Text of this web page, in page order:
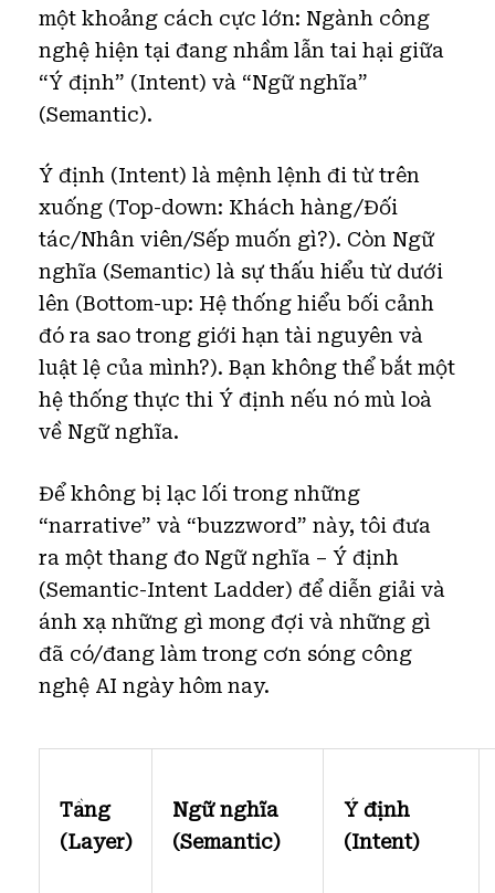
một khoảng cách cực lớn: Ngành công
nghệ hiện tại đang nhầm lẫn tai hại giữa
“Ý định” (Intent) và “Ngữ nghĩa”
(Semantic).
Ý định (Intent) là mệnh lệnh đi từ trên
xuống (Top-down: Khách hàng/Đối
tác/Nhân viên/Sếp muốn gì?). Còn Ngữ
nghĩa (Semantic) là sự thấu hiểu từ dưới
lên (Bottom-up: Hệ thống hiểu bối cảnh
đó ra sao trong giới hạn tài nguyên và
luật lệ của mình?). Bạn không thể bắt một
hệ thống thực thi Ý định nếu nó mù loà
về Ngữ nghĩa.
Để không bị lạc lối trong những
“narrative” và “buzzword” này, tôi đưa
ra một thang đo Ngữ nghĩa – Ý định
(Semantic-Intent Ladder) để diễn giải và
ánh xạ những gì mong đợi và những gì
đã có/đang làm trong cơn sóng công
nghệ AI ngày hôm nay.
Tầng
(Layer)
Ngữ nghĩa
(Semantic)
Ý định
(Intent)